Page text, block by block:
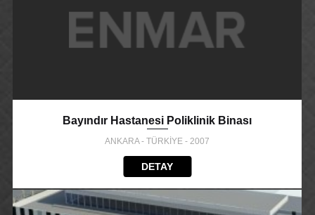
Bayındır Hastanesi Poliklinik Binası
ANKARA - TÜRKİYE - 2007
DETAY